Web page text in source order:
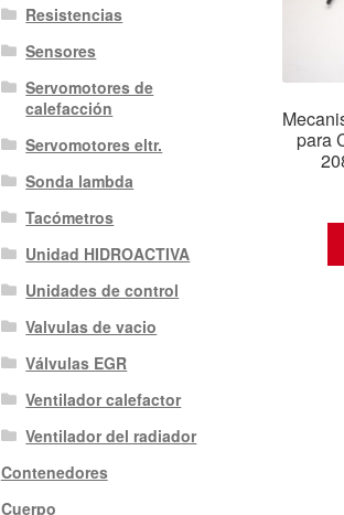
para
Resistencias
Sensores
Servomotores de
calefacción
Servomotores eltr.
Sonda lambda
Tacómetros
Unidad HIDROACTIVA
Unidades de control
Valvulas de vacio
Válvulas EGR
Ventilador calefactor
Ventilador del radiador
Contenedores
Cuerpo